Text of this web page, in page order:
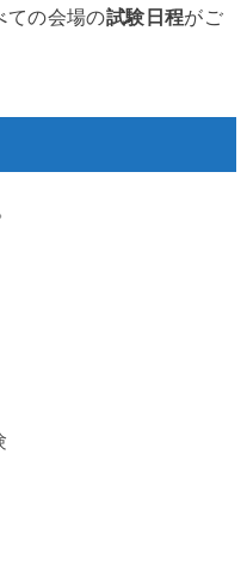
ての会場の試験日程がご